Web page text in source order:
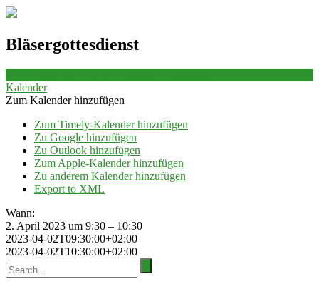
Bläsergottesdienst
Kalender
Zum Kalender hinzufügen
Zum Timely-Kalender hinzufügen
Zu Google hinzufügen
Zu Outlook hinzufügen
Zum Apple-Kalender hinzufügen
Zu anderem Kalender hinzufügen
Export to XML
Wann:
2. April 2023 um 9:30 – 10:30
2023-04-02T09:30:00+02:00
2023-04-02T10:30:00+02:00